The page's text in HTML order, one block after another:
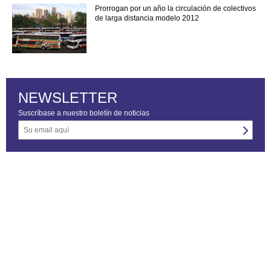
Prorrogan por un año la circulación de colectivos
de larga distancia modelo 2012
NEWSLETTER
Suscríbase a nuestro boletín de noticias